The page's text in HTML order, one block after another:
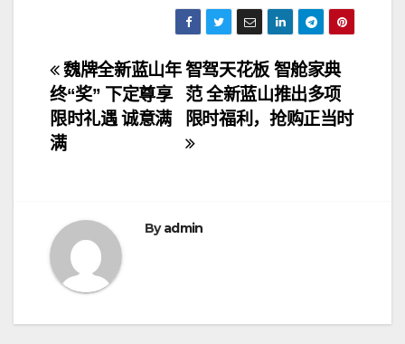
文
章
导
智驾天花板 智舱家典
范 全新蓝山推出多项
限时福利，抢购正当时
魏牌全新蓝山年
终“奖” 下定尊享
限时礼遇 诚意满
满
Byadmin